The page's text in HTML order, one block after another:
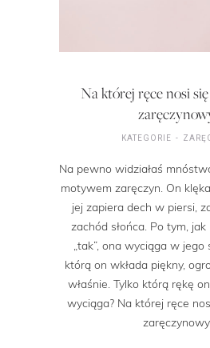
Na której ręce nosi
KATEGORIE
Na pewno widziałaś
motywem zaręczyn. On
jej zapiera dech w piersi,
zachód słońca. Po tym,
„tak”, ona wyciąga w jego
którą on wkłada piękny,
właśnie. Tylko którą rękę
wyciąga? Na której ręce